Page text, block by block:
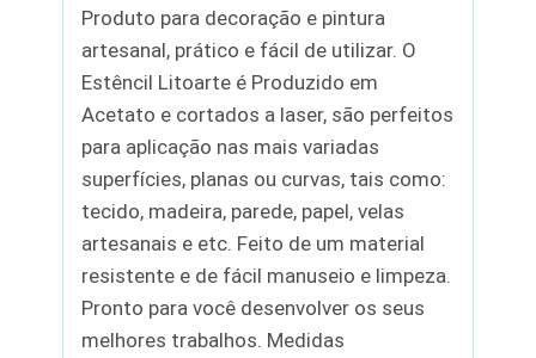
Produto para decoração e pintura
artesanal, prático e fácil de utilizar. O
Estêncil Litoarte é Produzido em
Acetato e cortados a laser, são perfeitos
para aplicação nas mais variadas
superfícies, planas ou curvas, tais como:
tecido, madeira, parede, papel, velas
artesanais e etc. Feito de um material
resistente e de fácil manuseio e limpeza.
Pronto para você desenvolver os seus
melhores trabalhos. Medidas